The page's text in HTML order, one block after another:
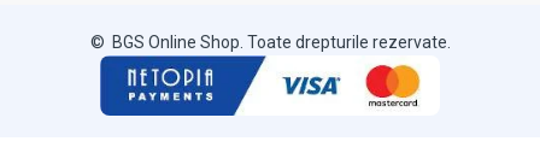
© BGS Online Shop. Toate drepturile rezervate.